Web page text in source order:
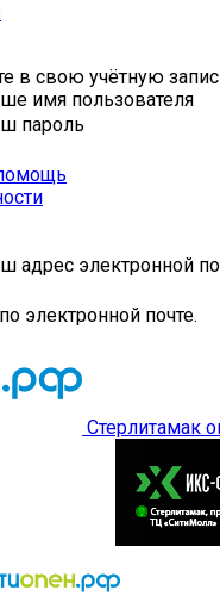
в свою учётную
имя пользователя
пароль
адрес электронной
электронной почте.
Стерлитамак